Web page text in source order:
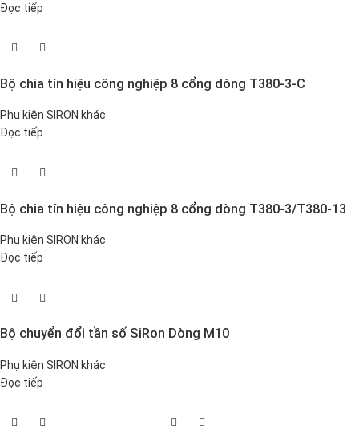
Đọc tiếp
Bộ chia tín hiệu công nghiệp 8 cổng dòng T380-3-C
Phụ kiện SIRON khác
Đọc tiếp
Bộ chia tín hiệu công nghiệp 8 cổng dòng T380-3/T380-13
Phụ kiện SIRON khác
Đọc tiếp
Bộ chuyển đổi tần số SiRon Dòng M10
Phụ kiện SIRON khác
Đọc tiếp